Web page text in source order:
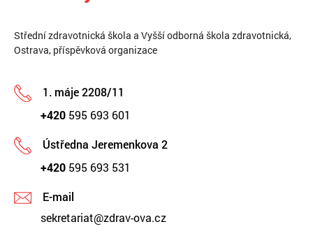
Střední zdravotnická škola a Vyšší odborná škola zdravotnická,
Ostrava, příspěvková organizace
1. máje 2208/11
+420 595 693 601
Ústředna Jeremenkova 2
+420 595 693 531
E-mail
sekretariat@zdrav-ova.cz